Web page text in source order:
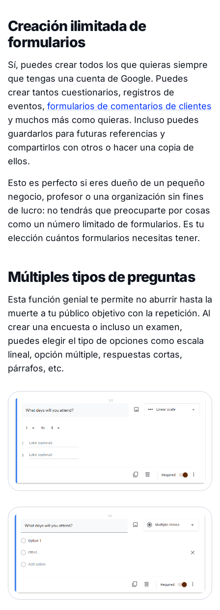
Creación ilimitada de
formularios
Sí, puedes crear todos los que quieras siempre
que tengas una cuenta de Google. Puedes
crear tantos cuestionarios, registros de
eventos, formularios de comentarios de clientes
y muchos más como quieras. Incluso puedes
guardarlos para futuras referencias y
compartirlos con otros o hacer una copia de
ellos.
Esto es perfecto si eres dueño de un pequeño
negocio, profesor o una organización sin fines
de lucro: no tendrás que preocuparte por cosas
como un número limitado de formularios. Es tu
elección cuántos formularios necesitas tener.
Múltiples tipos de preguntas
Esta función genial te permite no aburrir hasta la
muerte a tu público objetivo con la repetición. Al
crear una encuesta o incluso un examen,
puedes elegir el tipo de opciones como escala
lineal, opción múltiple, respuestas cortas,
párrafos, etc.